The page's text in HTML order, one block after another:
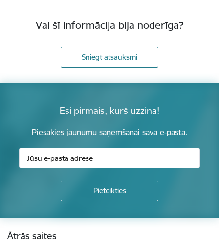
Vai šī informācija bija noderīga?
Sniegt atsauksmi
Esi pirmais, kurš uzzina!
Piesakies jaunumu saņemšanai savā e-pastā.
Ātrās saites